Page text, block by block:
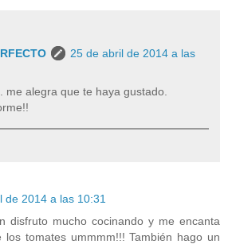
25 de abril de 2014 a las
me alegra que te haya gustado.
de 2014 a las 10:31
disfruto mucho cocinando y me encanta
los tomates ummmm!!! También hago un